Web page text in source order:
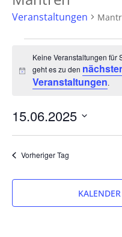
Veranstaltungen
Hinweis
Keine Veranstaltungen für
geht es zu den
Veranstaltungen.
15.06.2025
wählen.
Vorheriger Tag